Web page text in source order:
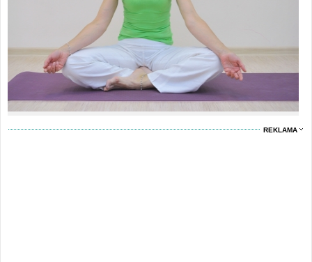
REKLAMA